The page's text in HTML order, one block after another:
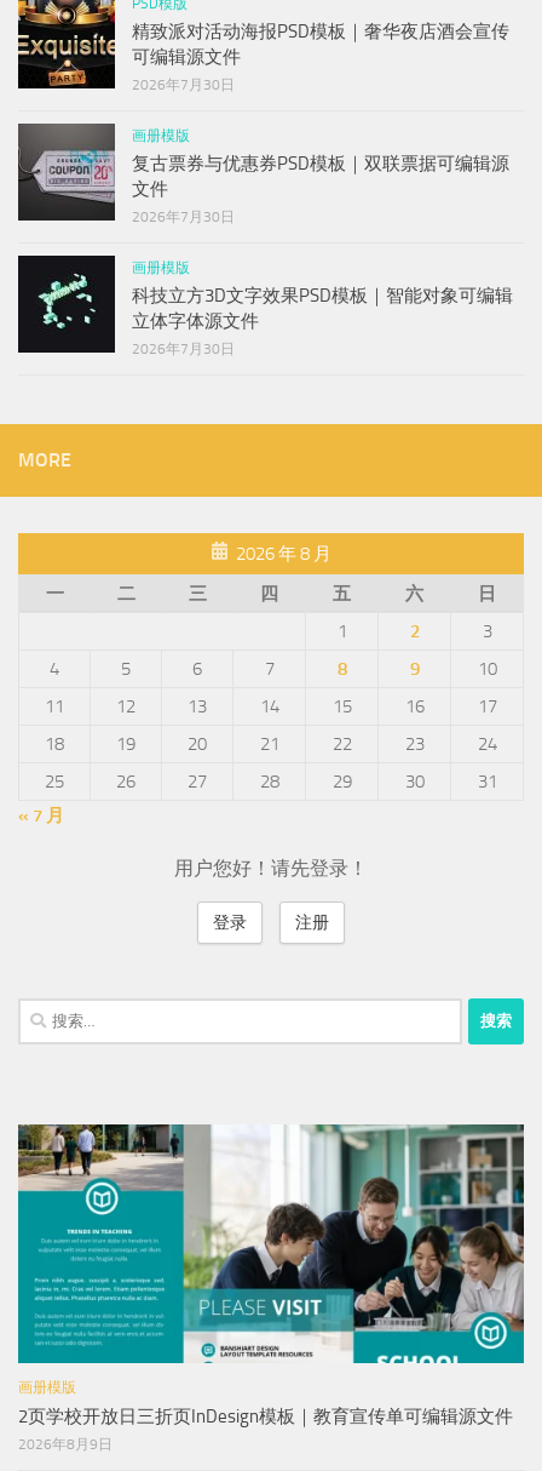
精致派对活动海报PSD模板｜奢华夜店酒会宣传
可编辑源文件
2026年7月30日
画册模版
复古票券与优惠券PSD模板｜双联票据可编辑源
文件
2026年7月30日
画册模版
科技立方3D文字效果PSD模板｜智能对象可编辑
立体字体源文件
2026年7月30日
MORE
2026 年 8 月
一
二 三 四 五 六
日
1
2
3
4
5 6 7 8 9
10
11
12 13 14 15 16
17
18
19 20 21 22 23
24
25
26 27 28 29 30
31
« 7 月
用户您好！请先登录！
登录 注册
搜
索：
画册模版
2页学校开放日三折页InDesign模板｜教育宣传单可编辑源文件
2026年8月9日